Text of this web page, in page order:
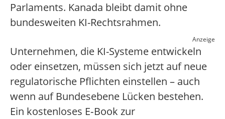
Parlaments. Kanada bleibt damit ohne
bundesweiten KI-Rechtsrahmen.
Anzeige
Unternehmen, die KI-Systeme entwickeln
oder einsetzen, müssen sich jetzt auf neue
regulatorische Pflichten einstellen – auch
wenn auf Bundesebene Lücken bestehen.
Ein kostenloses E‑Book zur